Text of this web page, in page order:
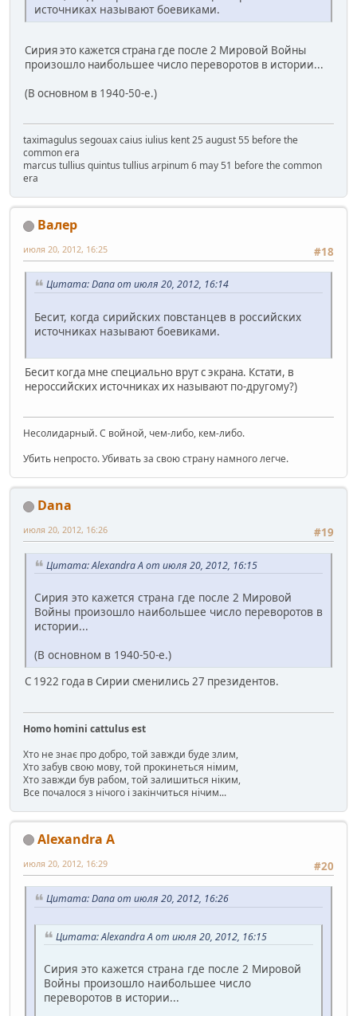
источниках называют боевиками.
Сирия это кажется страна где после 2 Мировой Войны
произошло наибольшее число переворотов в истории...
(В основном в 1940-50-е.)
taximagulus segouax caius iulius kent 25 august 55 before the
common era
marcus tullius quintus tullius arpinum 6 may 51 before the common
era
Валер
#18
июля 20, 2012, 16:25
Цитата: Dana от июля 20, 2012, 16:14
Бесит, когда сирийских повстанцев в российских
источниках называют боевиками.
Бесит когда мне специально врут с экрана. Кстати, в
нероссийских источниках их называют по-другому?)
Несолидарный. С войной, чем-либо, кем-либо.
Убить непросто. Убивать за свою страну намного легче.
Dana
#19
июля 20, 2012, 16:26
Цитата: Alexandra A от июля 20, 2012, 16:15
Сирия это кажется страна где после 2 Мировой
Войны произошло наибольшее число переворотов в
истории...
(В основном в 1940-50-е.)
C 1922 года в Сирии сменились 27 президентов.
Homo homini cattulus est
Хто не знає про добро, той завжди буде злим,
Хто забув свою мову, той прокинеться німим,
Хто завжди був рабом, той залишиться ніким,
Все почалося з нічого і закінчиться нічим...
Alexandra A
#20
июля 20, 2012, 16:29
Цитата: Dana от июля 20, 2012, 16:26
Цитата: Alexandra A от июля 20, 2012, 16:15
Сирия это кажется страна где после 2 Мировой
Войны произошло наибольшее число
переворотов в истории...